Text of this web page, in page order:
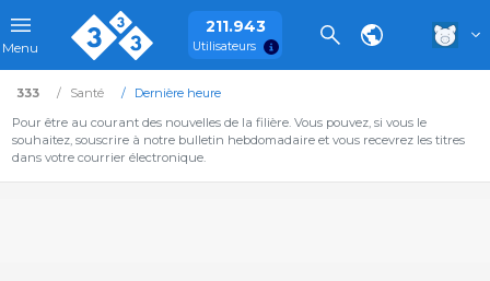
Menu
211.943
Utilisateurs
333 Santé
Dernière heure
Pour être au courant des nouvelles de la filière. Vous pouvez, si vous le
souhaitez, souscrire à notre bulletin hebdomadaire et vous recevrez les titres
dans votre courrier électronique.